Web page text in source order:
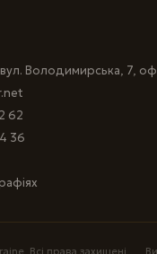
Володимирська, 7,
62
36